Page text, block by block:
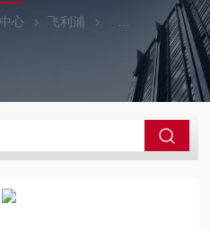
心 飞利浦 飞利浦螺旋型节